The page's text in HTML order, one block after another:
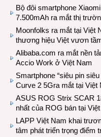
Bộ đôi smartphone
7.500mAh ra mắt thị
Moonfolks ra mắt tại Việt
thương hiệu Việt vươn
Alibaba.com ra mắt nền
Accio Work ở Việt Nam
Smartphone “siêu pin
Curve 2 5Gra mắt tại Việt
ASUS ROG Strix SCAR
nhất của ROG bán tại
LAPP Việt Nam khai
tâm phát triển trọng điểm